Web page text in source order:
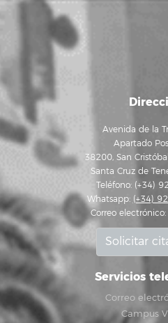
Avenida de la
Apartado
38200, San
Santa Cruz de
Teléfono: (+34)
Whatsapp: (+34)
Correo electrónico:
Solicitar
Servicios
Correo
Campus